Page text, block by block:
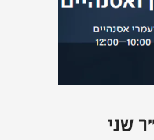
שני